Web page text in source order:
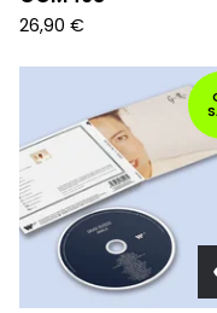
26,90 €